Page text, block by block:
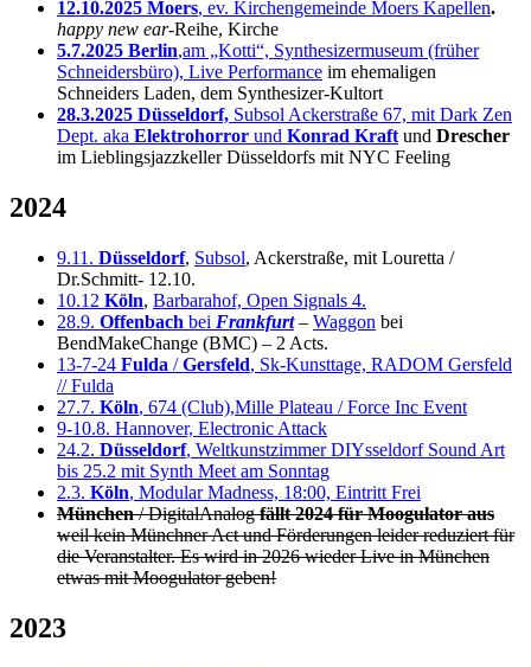
12.10.2025 Moers, ev. Kirchengemeinde Moers Kapellen.
happy new ear-Reihe, Kirche
5.7.2025 Berlin,am „Kotti“, Synthesizermuseum (früher
Schneidersbüro), Live Performance im ehemaligen
Schneiders Laden, dem Synthesizer-Kultort
28.3.2025 Düsseldorf, Subsol Ackerstraße 67, mit Dark Zen
Dept. aka Elektrohorror und Konrad Kraftund Drescher
im Lieblingsjazzkeller Düsseldorfs mit NYC Feeling
2024
9.11. Düsseldorf, Subsol, Ackerstraße, mit Louretta /
Dr.Schmitt- 12.10.
10.12 Köln, Barbarahof, Open Signals 4.
28.9. Offenbach bei Frankfurt – Waggon bei
BendMakeChange (BMC) – 2 Acts.
13-7-24 Fulda /Gersfeld, Sk-Kunsttage, RADOM Gersfeld
// Fulda
27.7. Köln, 674 (Club),Mille Plateau / Force Inc Event
9-10.8. Hannover, Electronic Attack
24.2. Düsseldorf, Weltkunstzimmer DIYsseldorf Sound Art
bis 25.2 mit Synth Meet am Sonntag
2.3. Köln, Modular Madness, 18:00, Eintritt Frei
München/ DigitalAnalogfällt 2024 für Moogulator aus
weil kein Münchner Act und Förderungen leider reduziert für
die Veranstalter. Es wird in 2026 wieder Live in München
etwas mit Moogulator geben!
2023